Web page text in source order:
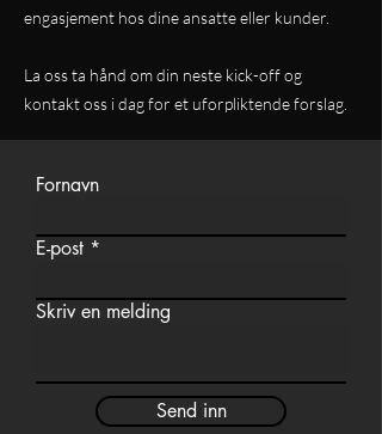
engasjement hos dine ansatte eller kunder.
La oss ta hånd om din neste kick-off og
kontakt oss i dag for et uforpliktende forslag.
Fornavn
E-post
Skriv en melding
Send inn